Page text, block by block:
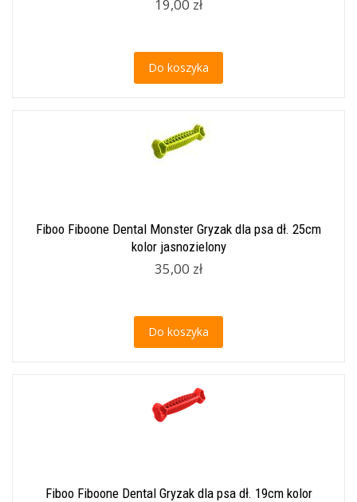
19,00 zł
Do koszyka
Fiboo Fiboone Dental Monster Gryzak dla psa dł. 25cm
kolor jasnozielony
35,00 zł
Do koszyka
Fiboo Fiboone Dental Gryzak dla psa dł. 19cm kolor